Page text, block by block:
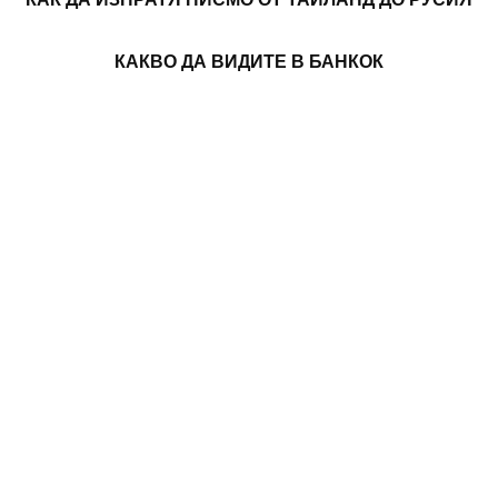
КАКВО ДА ВИДИТЕ В БАНКОК